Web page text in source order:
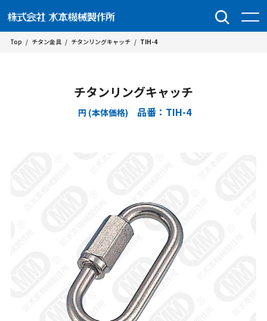
Top / チタン金具 / チタンリングキャッチ / TIH-4
チタンリングキャッチ
円 (本体価格) 品番：TIH-4